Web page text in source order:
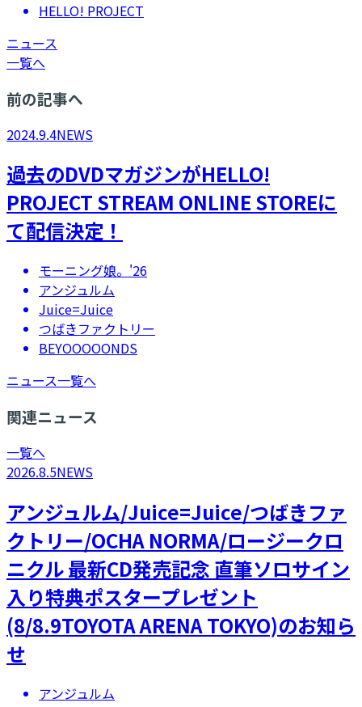
HELLO! PROJECT
ニュース
一覧へ
前の記事へ
2024.9.4NEWS
過去のDVDマガジンがHELLO!
PROJECT STREAM ONLINE STOREに
て配信決定！
モーニング娘。'26
アンジュルム
Juice=Juice
つばきファクトリー
BEYOOOOONDS
ニュース一覧へ
関連ニュース
一覧へ
2026.8.5NEWS
アンジュルム/Juice=Juice/つばきファ
クトリー/OCHA NORMA/ロージークロ
ニクル 最新CD発売記念 直筆ソロサイン
入り特典ポスタープレゼント
(8/8.9TOYOTA ARENA TOKYO)のお知ら
せ
アンジュルム